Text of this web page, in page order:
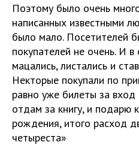
Поэтому было очень
написанных известными
было мало. Посетителей
покупателей не очень. И в
мацались, листались и
Некторые покупали по
равно уже билеты за вход
отдам за книгу, и подарю
рождения, итого расход
четыреста»